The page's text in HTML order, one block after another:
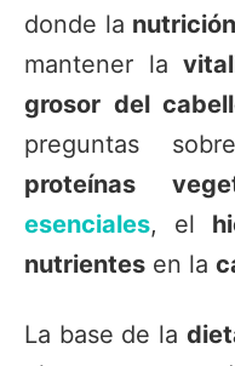
donde la
mantener la
grosor del
preguntas
proteínas
esenciales, el
nutrientes en la
La base de la